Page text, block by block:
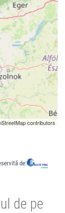
contributors
de:
de pe